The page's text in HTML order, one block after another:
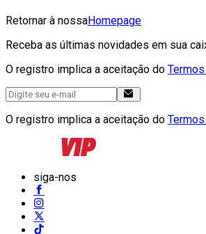
Retornar à nossaHomepage
Receba as últimas novidades em sua
O registro implica a aceitação do
O registro implica a aceitação do
siga-nos